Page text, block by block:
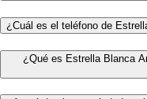
¿Cuál es el teléfono de
¿Qué es Estrella Blanca